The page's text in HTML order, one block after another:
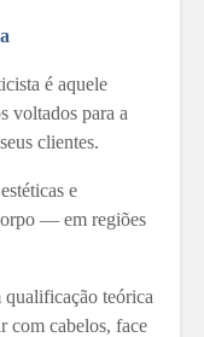
é aquele
voltados para a
clientes.
e
— em regiões
qualificação teórica
com cabelos, face